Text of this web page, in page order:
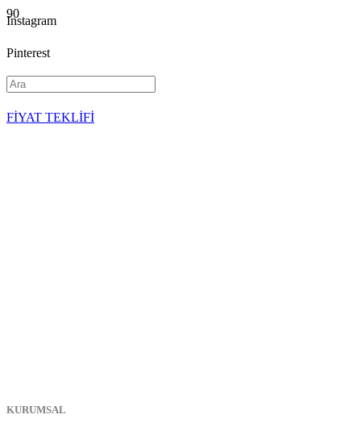
Instagram
Pinterest
YouTube
FİYAT TEKLİFİ
KURUMSAL